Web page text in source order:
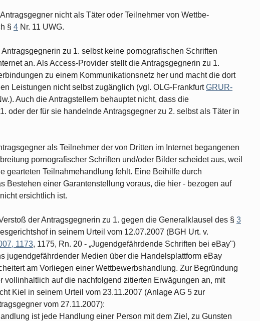
nicht als Täter oder Teilnehmer von Wettbe­
§ 4 Nr. 11 UWG.
zu 1. selbst keine pornografischen Schriften
an. Als Access-Provider stellt die Antragsgegnerin zu 1.
zu einem Kommunikationsnetz her und macht die dort
Leistungen nicht selbst zugänglich (vgl. OLG-FrankfurtGRUR-
Auch die Antragstellern behauptet nicht, dass die
oder der für sie handelnde Antragsgegner zu 2. selbst als Tä­ter in
als Teilnehmer der von Dritten im Internet began­genen
pornografischer Schriften und/oder Bilder schei­det aus, weil
gearteten Teilnahmehandlung fehlt. Eine Beihilfe durch
Bestehen einer Garantenstellung voraus, die hier - be­zogen auf
ersichtlich ist.
der Antragsgegnerin zu 1. gegen die Generalklausel des § 3
in seinem Urteil vom 12.07.2007 (BGH Urt. v.
1173, 1175, Rn. 20 - „Jugendgefährdende Schriften bei eBay")
jugendgefährdender Medien über die Handelsplattform eBay
am Vorliegen einer Wettbewerbshandlung. Zur Be­gründung
vollinhaltlich auf die nachfolgend zitierten Erwägun­gen an, mit
Kiel in seinem Urteil vom 23.11.2007 (Anlage AG 5 zur
vom 27.11.2007):
ist jede Handlung einer Person mit dem Ziel, zu Gunsten